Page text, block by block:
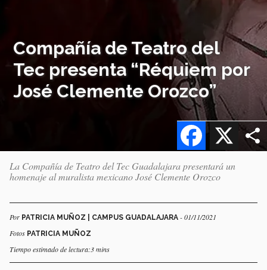
Compañía de Teatro del
Tec presenta “Réquiem por
José Clemente Orozco”
X
Facebook
La Compañía de Teatro del Tec Guadalajara presentará un
homenaje al muralista mexicano José Clemente Orozco
Por PATRICIA MUÑOZ | CAMPUS GUADALAJARA - 01/11/2021
Fotos PATRICIA MUÑOZ
Tiempo estimado de lectura:3 mins